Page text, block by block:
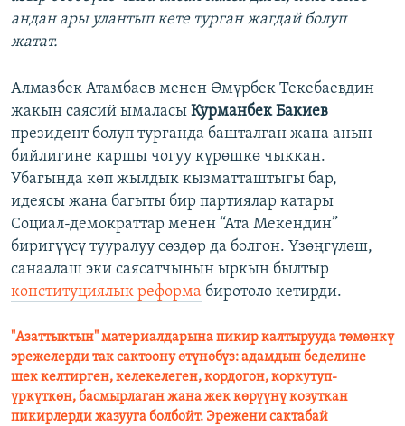
андан ары улантып кете турган жагдай болуп
жатат.
Алмазбек Атамбаев менен Өмүрбек Текебаевдин
жакын саясий ымаласы Курманбек Бакиев
президент болуп турганда башталган жана анын
бийлигине каршы чогуу күрөшкө чыккан.
Убагында көп жылдык кызматташтыгы бар,
идеясы жана багыты бир партиялар катары
Социал-демократтар менен “Ата Мекендин”
биригүүсү тууралуу сөздөр да болгон. Үзөңгүлөш,
санаалаш эки саясатчынын ыркын былтыр
конституциялык реформа биротоло кетирди.
"Азаттыктын" материалдарына пикир калтырууда төмөнкү
эрежелерди так сактоону өтүнөбүз: адамдын беделине
шек келтирген, келекелеген, кордогон, коркутуп-
үркүткөн, басмырлаган жана жек көрүүнү козуткан
пикирлерди жазууга болбойт. Эрежени сактабай